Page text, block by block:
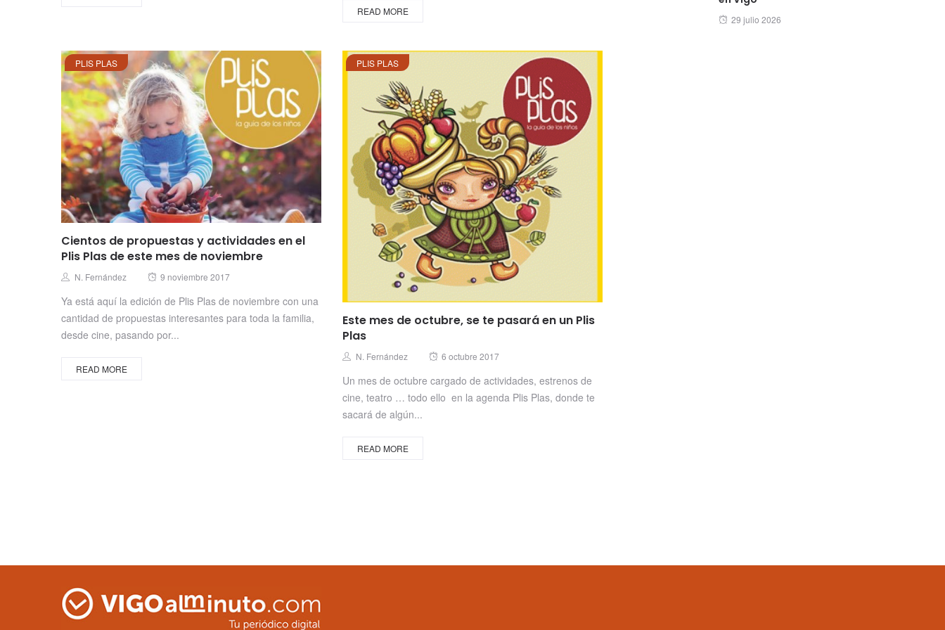
READ MORE
PLIS PLAS
Cientos de propuestas y actividades en el
Plis Plas de este mes de noviembre
Author
N. Fernández
Posted
9 noviembre 2017
Ya está aquí la edición de Plis Plas de noviembre con una
cantidad de propuestas interesantes para toda la familia,
desde cine, pasando por...
READ MORE
PLIS PLAS
Este mes de octubre, se te pasará en un Plis
Plas
Author
N. Fernández
Posted
6 octubre 2017
Un mes de octubre cargado de actividades, estrenos de
cine, teatro … todo ello en la agenda Plis Plas, donde te
sacará de algún...
READ MORE
Posted
29 julio 2026